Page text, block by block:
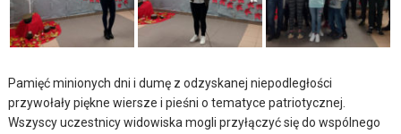
Pamięć minionych dni i dumę z odzyskanej niepodległości
przywołały piękne wiersze i pieśni o tematyce patriotycznej.
Wszyscy uczestnicy widowiska mogli przyłączyć się do wspólnego